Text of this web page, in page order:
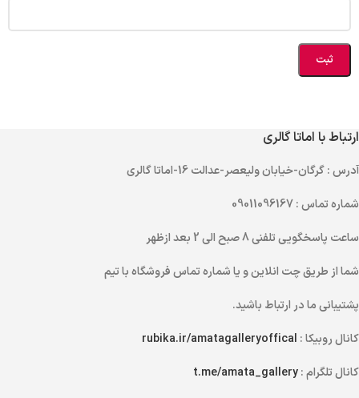
ارتباط با اماتا گالری
آدرس: گرگان-خیابان ولیعصر-عدالت 16-اماتا گالری
شماره تماس: 09011096167
ساعت پاسخگویی تلفنی
شما از طریقچت انلاینو یاشماره تماسفروشگاه با تیم
پشتیبانی ما در ارتباط باشید.
کانال روبیکا : rubika.ir/amatagalleryoffical
کانال تلگرام :t.me/amata_gallery